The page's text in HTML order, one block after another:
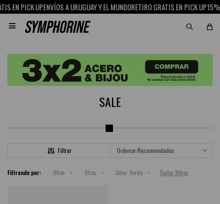
EN PICK UPENVÍOS A URUGUAY Y EL MUNDORETIRO GRATIS EN PICK UP15%

SALE
Recomendados
Filtrando por: Otros Otros Color: Verde Quitar filtros